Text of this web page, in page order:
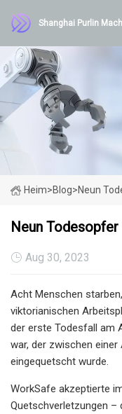
Shanghai Purlin
Heim>Blog>Neun
Neun
Aug 30, 2023
Acht Menschen
viktorianischen
der erste Todesfall am
war, der zwischen
eingequetscht wurde.
WorkSafe akzeptierte
Quetschverletzungen –